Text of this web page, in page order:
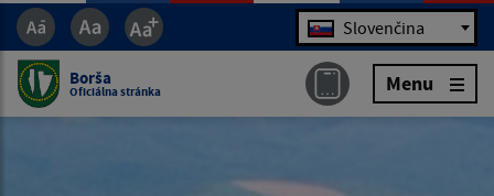
Jazyk Slovenčina
Borša
Oficiálna stránka Menu